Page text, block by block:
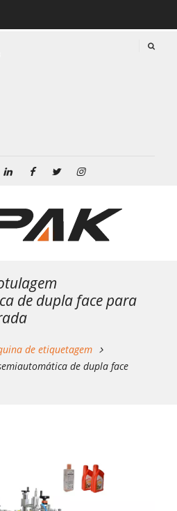
de dupla face para
de etiquetagem
de dupla face